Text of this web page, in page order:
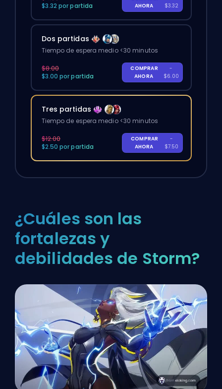
$3.32 por partida
AHORA
$3.32
Dos partidas
Tiempo de espera medio <30 minutos
$8.00
$3.00 por partida
COMPRAR
AHORA
-
$6.00
Tres partidas
Tiempo de espera medio <30 minutos
$12.00
$2.50 por partida
COMPRAR
AHORA
-
$7.50
¿Cuáles son las
fortalezas y
debilidades de Storm?